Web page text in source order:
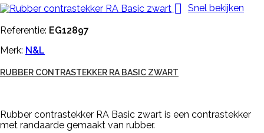
 Snel bekijken
Referentie: EG12897
Merk: N&L
RUBBER CONTRASTEKKER RA BASIC ZWART
Rubber contrastekker RA Basic zwart is een contrastekker
met randaarde gemaakt van rubber.